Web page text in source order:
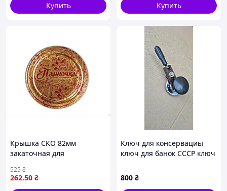
Купить
Купить
Крышка СКО 82мм
закаточная для
эмаль 50 штук ТМ
Панночка
262.50 ₴
525₴
Ключ для консервациы
ключ для банок СССР ключ
800 ₴